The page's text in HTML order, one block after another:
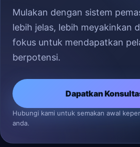
Mulakan dengan sistem
lebih jelas, lebih meyakinkan
fokus untuk mendapatkan
berpotensi.
Dapatkan
Hubungi kami untuk semakan awal
anda.